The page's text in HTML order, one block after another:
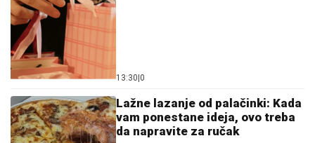
13:30 0
Lažne lazanje od palačinki: Kada
vam ponestane ideja, ovo treba
da napravite za ručak